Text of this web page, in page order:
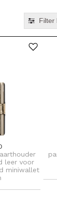
Filter
leer voor
miniwallet